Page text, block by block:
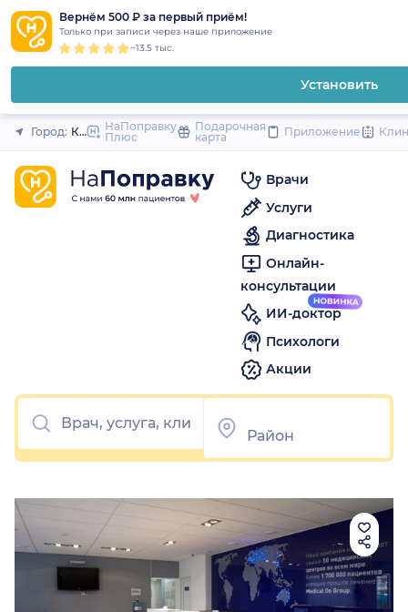
Вернём 500 ₽ за первый приём!
Только при записи через наше приложение
~13.5 тыс.
Установить
Закрыть
Город: КрасноярскНаПоправку
Плюс
Подарочная
карта
Приложение
Врачи
Услуги
Диагностика
Онлайн-
консультации
ИИ-доктор
Психологи
Акции